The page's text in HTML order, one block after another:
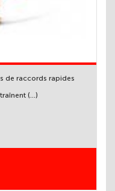
de raccords rapides
(...)